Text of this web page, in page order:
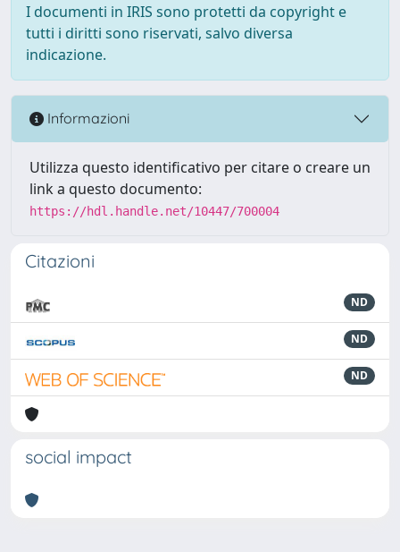
I documenti in IRIS sono protetti da copyright e
tutti i diritti sono riservati, salvo diversa
indicazione.
Informazioni
Utilizza questo identificativo per citare o creare un
link a questo documento:
https://hdl.handle.net/10447/700004
Citazioni
ND
ND
ND
social impact